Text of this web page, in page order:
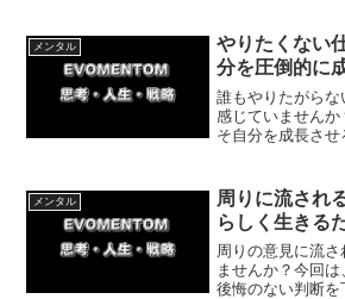
だけ始めてみませ
メンタル
やりたくない
分を圧倒的に
誰もやりたがら
感じていませんか
そ自分を成長させ
ことが高い評価
践法を解説します
メンタル
周りに流され
らしく生きる
周りの意見に流
ませんか？今回
後悔のない判断を